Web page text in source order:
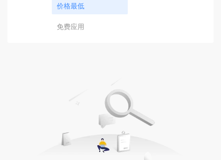
价格最低
免费应用